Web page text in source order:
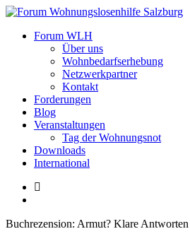
Zum
springen
Forum Wohnungslosenhilfe Salzburg
Forum WLH
Über uns
Wohnbedarfserhebung
Netzwerkpartner
Kontakt
Forderungen
Blog
Veranstaltungen
Tag der Wohnungsnot
Downloads
International
Buchrezension: Armut? Klare Antworten